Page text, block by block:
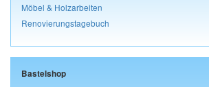
Möbel & Holzarbeiten
Renovierungstagebuch
Bastelshop